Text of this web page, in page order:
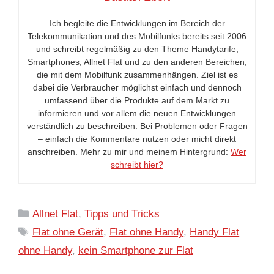
Ich begleite die Entwicklungen im Bereich der
Telekommunikation und des Mobilfunks bereits seit 2006
und schreibt regelmäßig zu den Theme Handytarife,
Smartphones, Allnet Flat und zu den anderen Bereichen,
die mit dem Mobilfunk zusammenhängen. Ziel ist es
dabei die Verbraucher möglichst einfach und dennoch
umfassend über die Produkte auf dem Markt zu
informieren und vor allem die neuen Entwicklungen
verständlich zu beschreiben. Bei Problemen oder Fragen
– einfach die Kommentare nutzen oder micht direkt
anschreiben. Mehr zu mir und meinem Hintergrund: Wer
schreibt hier?
Kategorien
Allnet Flat,Tipps und Tricks
Schlagwörter
Flat ohne Gerät, Flat ohne Handy, Handy Flat
ohne Handy, kein Smartphone zur Flat